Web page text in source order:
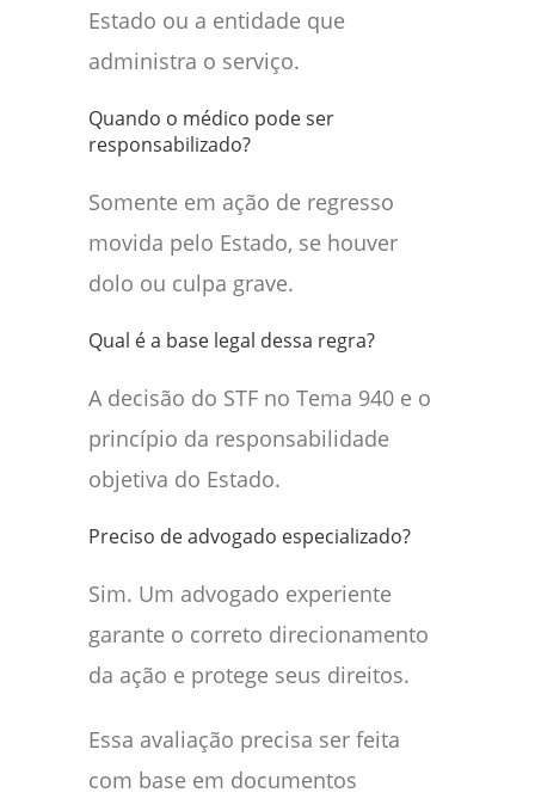
Estado ou a entidade que
administra o serviço.
Quando o médico pode ser
responsabilizado?
Somente em ação de regresso
movida pelo Estado, se houver
dolo ou culpa grave.
Qual é a base legal dessa regra?
A decisão do STF no Tema 940 e o
princípio da responsabilidade
objetiva do Estado.
Preciso de advogado especializado?
Sim. Um advogado experiente
garante o correto direcionamento
da ação e protege seus direitos.
Essa avaliação precisa ser feita
com base em documentos